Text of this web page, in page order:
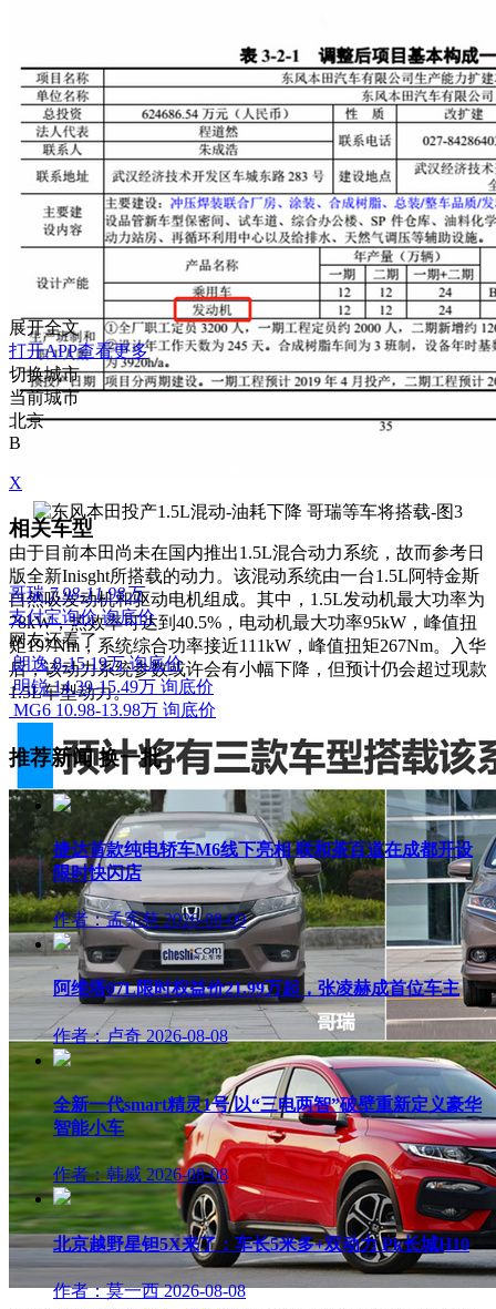
由于目前本田尚未在国内推出1.5L混合动力系统，故而参考日
版全新Inisght所搭载的动力。该混动系统由一台1.5L阿特金斯
自然吸发动机和驱动电机组成。其中，1.5L发动机最大功率为
78kW，热效率可达到40.5%，电动机最大功率95kW，峰值扭
矩197Nm， 系统综合功率接近111kW，峰值扭矩267Nm。入华
后，该动力系统参数或许会有小幅下降，但预计仍会超过现款
1.5L车型动力。
展开全文
打开APP查看更多
切换城市
当前城市
北京
B
X
相关车型
哥瑞 7.98-11.98万
支付宝询价 询底价
网友还看了
朗逸 8-15.19万 询底价
明锐 14.39-15.49万 询底价
MG6 10.98-13.98万 询底价
推荐新闻换一批
捷达首款纯电轿车M6线下亮相 联和茶百道在成都开设
限时快闪店
作者：孟宪慈 2026-08-09
阿维塔07L限时权益价21.99万起，张凌赫成首位车主
作者：卢奇 2026-08-08
全新一代smart精灵1号 以“三电两智”破壁重新定义豪华
智能小车
作者：韩威 2026-08-08
北京越野星钽5X来了：车长5米多+双动力 Pk长城H10
作者：莫一西 2026-08-08